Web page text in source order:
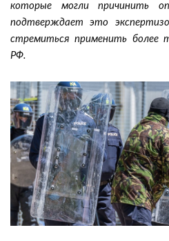
которые могли причинить
подтверждает это
стремиться применить
РФ.